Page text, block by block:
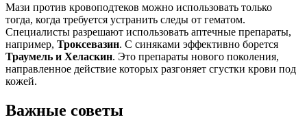
Мази против кровоподтеков можно использовать только
тогда, когда требуется устранить следы от гематом.
Специалисты разрешают использовать аптечные препараты,
например, Троксевазин. С синяками эффективно борется
Траумель и Хеласкин. Это препараты нового поколения,
направленное действие которых разгоняет сгустки крови под
кожей.
Важные советы